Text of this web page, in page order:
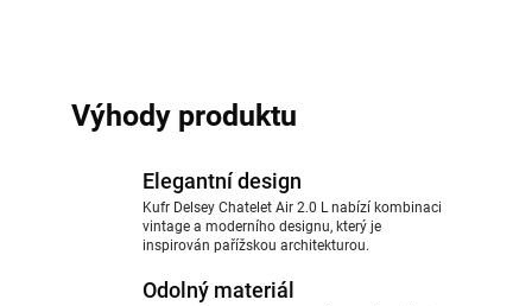
Výhody produktu
Elegantní design
Kufr Delsey Chatelet Air 2.0 L nabízí kombinaci
vintage a moderního designu, který je
inspirován pařížskou architekturou.
Odolný materiál